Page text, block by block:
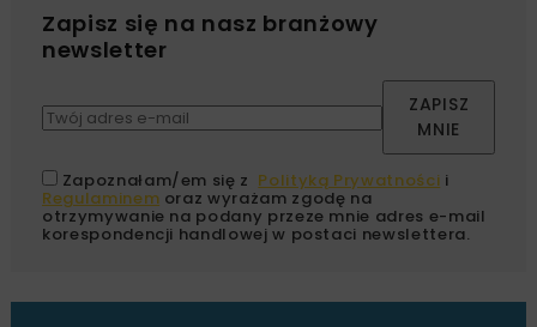
Zapisz się na nasz branżowy
newsletter
ZAPISZ
MNIE
Zapoznałam/em się z Polityką Prywatności i
Regulaminem oraz wyrażam zgodę na
otrzymywanie na podany przeze mnie adres e-mail
korespondencji handlowej w postaci newslettera.